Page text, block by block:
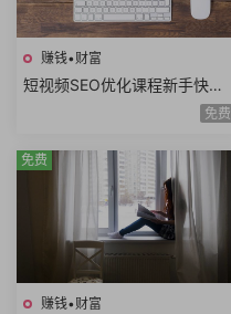
赚钱•财富
短视频SEO优化课程新手快速
入门短视频搜索SEO关键词排
免费
赚钱•财富
免费